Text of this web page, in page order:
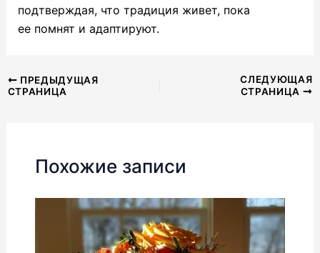
подтверждая, что традиция живет, пока
ее помнят и адаптируют.
Навигация
по
ПРЕДЫДУЩАЯ
СТРАНИЦА
СЛЕДУЮЩАЯ
СТРАНИЦА
Похожие записи